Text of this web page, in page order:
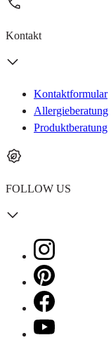
Kontakt
Kontaktformular
Allergieberatung
Produktberatung
FOLLOW US